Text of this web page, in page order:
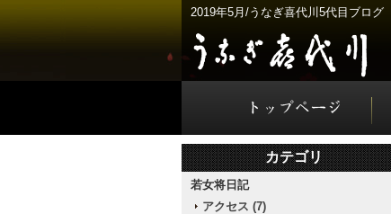
2019年5月/うなぎ喜代川5代目ブログ
カテゴリ
若女将日記
アクセス (7)